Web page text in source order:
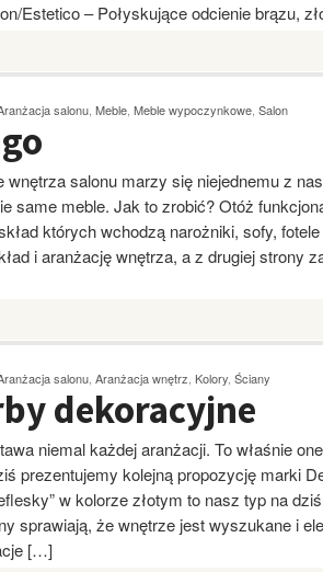
Estetico – Połyskujące odcienie brązu,
salonu Meble Meble wypoczynkowe Salon
wnętrza salonu marzy się niejednemu z
same meble. Jak to zrobić? Otóż
których wchodzą narożniki, sofy,
i aranżację wnętrza, a z drugiej strony
salonu Aranżacja wnętrz Kolory Ściany
dekoracyjne
niemal każdej aranżacji. To właśnie
prezentujemy kolejną propozycję marki
w kolorze złotym to nasz typ na
sprawiają, że wnętrze jest wyszukane i
[…]